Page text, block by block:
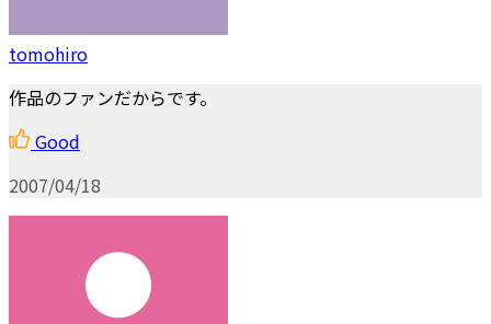
tomohiro
作品のファンだからです。
Good
2007/04/18